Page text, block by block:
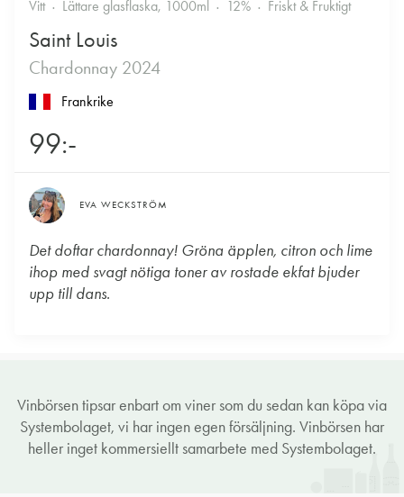
Vitt Lättare glasflaska, 1000ml 12% Friskt & Fruktigt
Saint Louis
Chardonnay 2024
Frankrike
99:-
EVA WECKSTRÖM
Det doftar chardonnay! Gröna äpplen, citron och lime
ihop med svagt nötiga toner av rostade ekfat bjuder
upp till dans.
Vinbörsen tipsar enbart om viner som du sedan kan köpa via
Systembolaget, vi har ingen egen försäljning. Vinbörsen har
heller inget kommersiellt samarbete med Systembolaget.